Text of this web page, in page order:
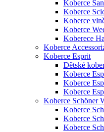
Koberce
Koberce
Koberce
Koberce
Koberece
Koberce
Koberce Esprit
Dětské
Koberce
Koberce
Koberce
Koberce Schöner
Koberce
Koberce
Koberce